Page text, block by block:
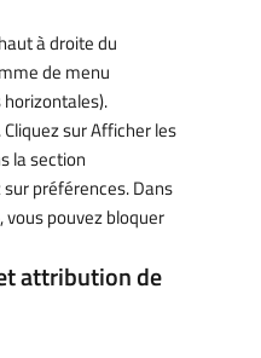
à droite du
de menu
sur Afficher les
la section
préférences. Dans
vous pouvez bloquer
attribution de